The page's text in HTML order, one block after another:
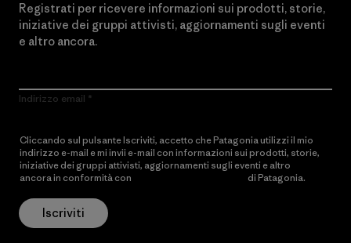
Registrati per ricevere informazioni sui prodotti, storie,
iniziative dei gruppi attivisti, aggiornamenti sugli eventi
e altro ancora.
Indirizzo email
Cliccando sul pulsante Iscriviti, accetto che Patagonia utilizzi il mio
indirizzo e-mail e mi invii e-mail con informazioni sui prodotti, storie,
iniziative dei gruppi attivisti, aggiornamenti sugli eventi e altro
ancora in conformità con
di Patagonia.
Iscriviti